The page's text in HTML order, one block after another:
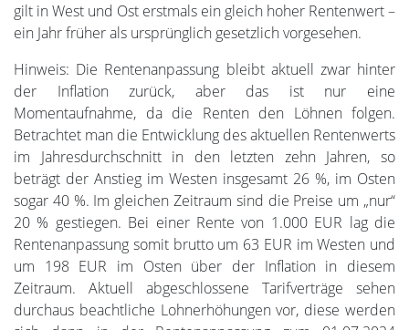
gilt in West und Ost erstmals ein gleich hoher Rentenwert –
ein Jahr früher als ursprünglich gesetzlich vorgesehen.
Hinweis: Die Rentenanpassung bleibt aktuell zwar hinter
der Inflation zurück, aber das ist nur eine
Momentaufnahme, da die Renten den Löhnen folgen.
Betrachtet man die Entwicklung des aktuellen Rentenwerts
im Jahresdurchschnitt in den letzten zehn Jahren, so
beträgt der Anstieg im Westen insgesamt 26 %, im Osten
sogar 40 %. Im gleichen Zeitraum sind die Preise um „nur“
20 % gestiegen. Bei einer Rente von 1.000 EUR lag die
Rentenanpassung somit brutto um 63 EUR im Westen und
um 198 EUR im Osten über der Inflation in diesem
Zeitraum. Aktuell abgeschlossene Tarifverträge sehen
durchaus beachtliche Lohnerhöhungen vor, diese werden